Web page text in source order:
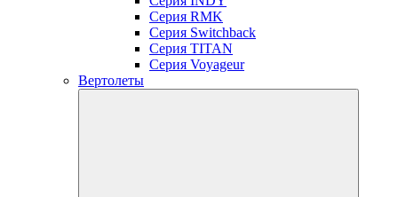
Серия RMK
Серия Switchback
Серия TITAN
Серия Voyageur
Вертолеты